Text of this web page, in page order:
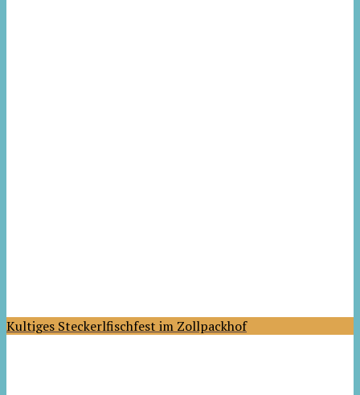
Kultiges Steckerlfischfest im Zollpackhof